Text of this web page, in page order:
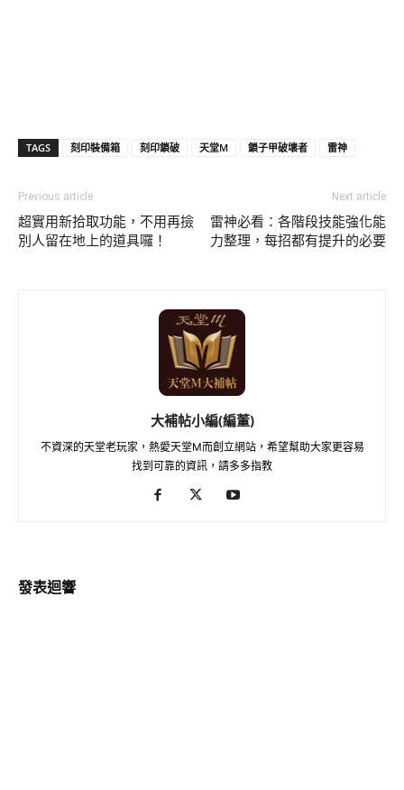
TAGS 刻印裝備箱 刻印鎖破 天堂M 鎖子甲破壞者 雷神
Previous article
超實用新拾取功能，不用再撿
別人留在地上的道具囉！
Next article
雷神必看：各階段技能強化能
力整理，每招都有提升的必要
大補帖小編(編董)
不資深的天堂老玩家，熱愛天堂M而創立網站，希望幫助大家更容易
找到可靠的資訊，請多多指教
發表迴響